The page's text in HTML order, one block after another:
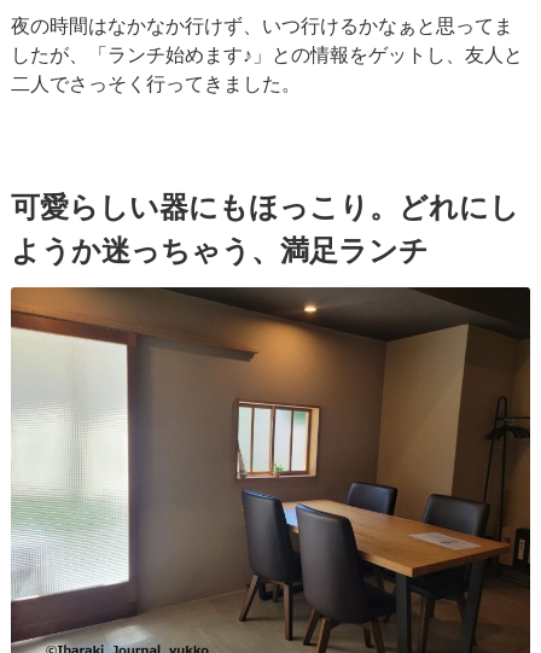
夜の時間はなかなか行けず、いつ行けるかなぁと思ってま
したが、「ランチ始めます♪」との情報をゲットし、友人と
二人でさっそく行ってきました。
可愛らしい器にもほっこり。どれにし
ようか迷っちゃう、満足ランチ